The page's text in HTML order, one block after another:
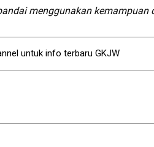
menggunakan
untuk info terbaru GKJW